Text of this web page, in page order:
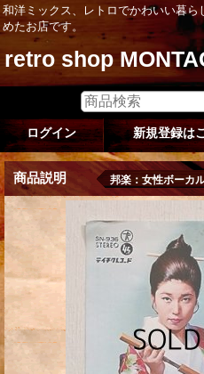
和洋ミックス、レトロでかわいい暮ら
めたお店です。
retro shop
ログイン 新規登録は
商品説明 邦楽：女性ボーカ